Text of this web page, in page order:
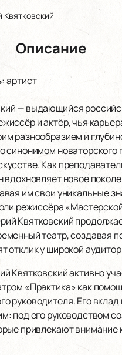
Квятковский
Описание
:артист
— выдающийся
и актёр, чья
разнообразием и
синонимом новаторского
Как
вдохновляет новое
им свои уникальные
режиссёра
Квятковский
театр, создавая
отклик у широкой
Квятковский активно
«Практика» как
руководителя. Его вклад
под его руководством
привлекают внимание